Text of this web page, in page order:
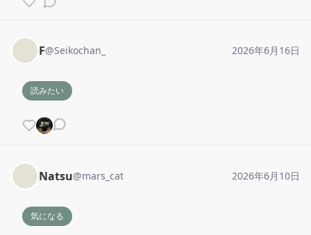
F@Seikochan_ 2026年6月16日
読みたい
Natsu@mars_cat 2026年6月10日
気になる